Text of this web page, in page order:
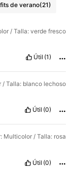
de verano(21)
/ Talla: verde fresco
Útil (1)
/ Talla: blanco lechoso
Útil (0)
Multicolor / Talla: rosa
Útil (0)